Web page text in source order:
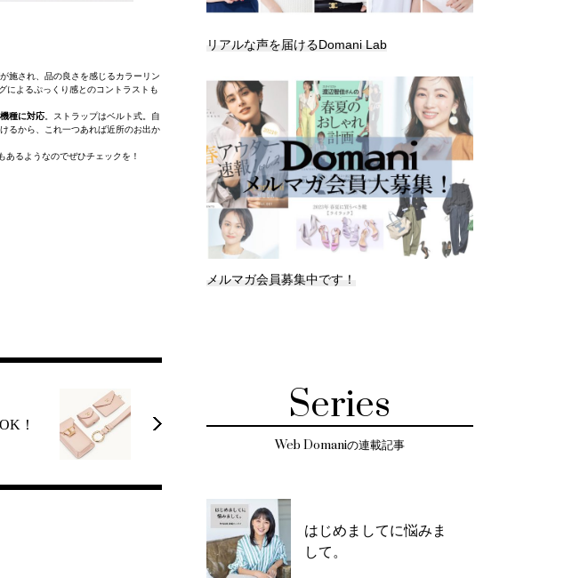
施され、品の良さを感じるカラーリン
によるぷっくり感とのコントラストも
種に対応 。ストラップはベルト式。自
るから、これ一つあれば近所のお出か
るようなのでぜひチェックを！
！
リアルな声を届けるDomani Lab
メルマガ会員募集中です！
Series
Web Domaniの連載記事
はじめましてに悩みま
して。